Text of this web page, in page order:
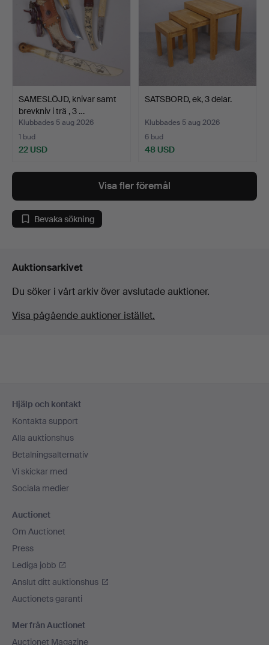
SAMESLÖJD, knivar samt
brevkniv i trä , 3 …
Klubbades 5 aug 2026
1 bud
22 USD
SATSBORD, ek, 3 delar.
Klubbades 5 aug 2026
6 bud
48 USD
Visa fler föremål
Bevaka sökning
Auktionsarkivet
Du söker i vårt arkiv över avslutade auktioner.
Visa pågående auktioner istället.
Hjälp och kontakt
Kontakta support
Alla auktionshus
Betalningsalternativ
Vi skickar med
Sociala medier
Auctionet
Om Auctionet
Press
Lediga jobb
Anslut ditt auktionshus
Auctionets garanti
Mer från Auctionet
Auctionet Magazine